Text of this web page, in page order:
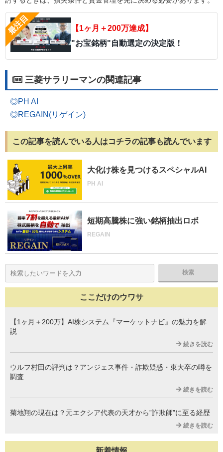
【1ヶ月＋200万達成】
"お宝銘柄"自動選定の決定版！
三菱サラリーマンの関連記事
◎PH AI
◎REGAIN(リゲイン)
この記事を読んでいる人はコチラの記事も読んでいます
大化け株を見つけるスペシャルAI
PH AI
短期高騰株に強い銘柄抽出ロボ
REGAIN
ここだけのウワサ
【1ヶ月＋200万】AI株システム『マーケットナビ』の魅力を解
説
続きを読む
ウルフ村田の評判は？アンジェス事件・詐欺疑惑・東大卒の噂を
調査
続きを読む
菊地翔の現在は？元エクシア代表の天才から”詐欺師”に至る経歴
続きを読む